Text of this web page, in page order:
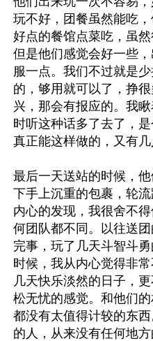
玩不好，团餐虽然能吃
好点的餐馆点菜吃，虽
但是他们感觉会好一些
服一点。我们不过就是
的，够用就可以了，挣
兴，那会有报应的。我
时听这种话多了去了，
真正能这样做的，又有几
最后一天送站的时候，
下手上沉重的包裹，轮
内心的发现，我很舍不
何团队都不同。以往送
完事，玩了几天斗智斗
时候，我从内心觉得非
几天快乐淡然的日子，
松无忧的感觉。和他们
都没有太值得计较的东
的人，从来没有任何地